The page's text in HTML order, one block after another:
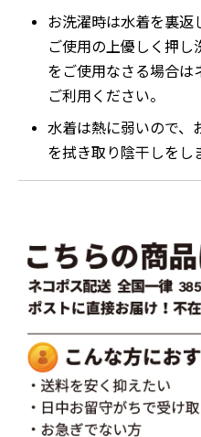
お洗濯時は水着を裏返
ご使用の上優しく押し
をご使用なさる場合は
ご利用ください。
水着は熱に弱いので、
を拭き取り陰干しをし